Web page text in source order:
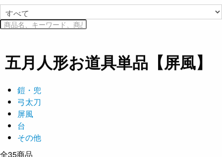
五月人形お道具単品【屏風】
鎧・兜
弓太刀
屏風
台
その他
全35商品